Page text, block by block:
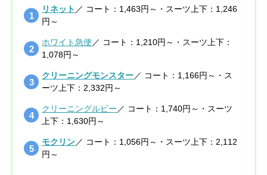
リネット ／ コート：1,463円～・スーツ上下：1,246
円～
ホワイト急便 ／ コート：1,210円～・スーツ上下：
1,078円～
クリーニングモンスター／ コート：1,166円～・ス
ーツ上下：2,332円～
クリーニングルビー ／ コート：1,740円～・スーツ
上下：1,630円～
モクリン／ コート：1,056円～・スーツ上下：2,112
円～